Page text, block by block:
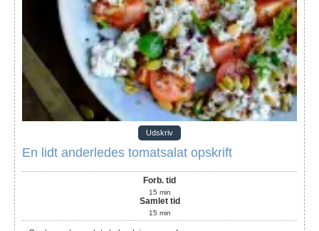
Udskriv
En lidt anderledes tomatsalat opskrift
Forb. tid
15 min
Samlet tid
15 min